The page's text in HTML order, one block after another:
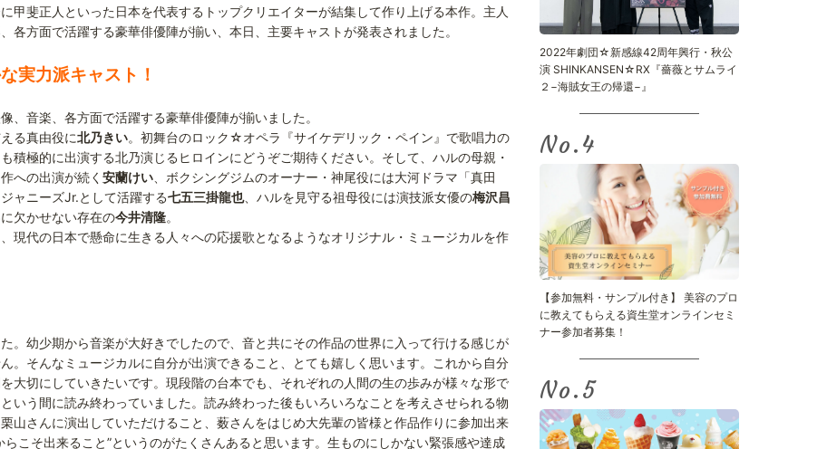
斐正人といった日本を代表するトップクリエイターが結集して作り上げる本作。主人
各方面で活躍する豪華俳優陣が揃い、本日、主要キャストが発表されました。
力派キャスト！
、音楽、各方面で活躍する豪華俳優陣が揃いました。
る真由役に北乃きい。初舞台のロック☆オペラ『サイケデリック・ペイン』で歌唱力の
積極的に出演する北乃演じるヒロインにどうぞご期待ください。そして、ハルの母親・
への出演が続く 安蘭けい 、ボクシングジムのオーナー・神尾役には大河ドラマ「真田
ャニーズJr.として活躍する七五三掛龍也、ハルを見守る祖母役には演技派女優の梅沢昌
欠かせない存在の今井清隆。
現代の日本で懸命に生きる人々への応援歌となるようなオリジナル・ミュージカルを作
。幼少期から音楽が大好きでしたので、音と共にその作品の世界に入って行ける感じが
。そんなミュージカルに自分が出演できること、とても嬉しく思います。これから自分
大切にしていきたいです。現段階の台本でも、それぞれの人間の生の歩みが様々な形で
いう間に読み終わっていました。読み終わった後もいろいろなことを考えさせられる物
山さんに演出していただけること、薮さんをはじめ大先輩の皆様と作品作りに参加出来
こそ出来ること”というのがたくさんあると思います。生ものにしかない緊張感や達成
2022年劇団☆新感線42周年興行・秋公
演 SHINKANSEN☆RX『薔薇とサムライ
２−海賊女王の帰還−』
No.
【参加無料・サンプル付き】 美容のプロ
に教えてもらえる資生堂オンラインセミ
ナー参加者募集！
No.